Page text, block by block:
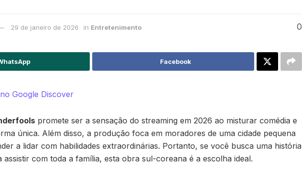
29 de janeiro de 2026 in Entretenimento 0
Facebook
Google Discover
promete ser a sensação do streaming em 2026 ao misturar comédia e
única. Além disso, a produção foca em moradores de uma cidade pequena
a lidar com habilidades extraordinárias. Portanto, se você busca uma história
assistir com toda a família, esta obra sul-coreana é a escolha ideal.